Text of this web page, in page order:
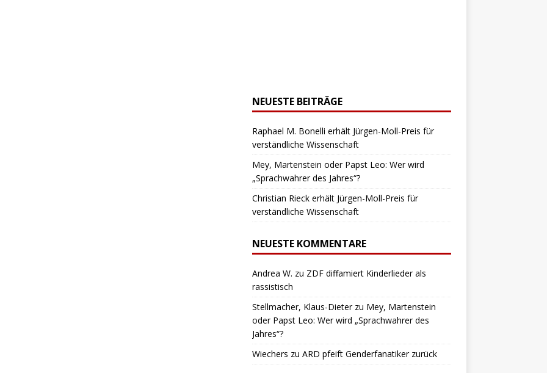
NEUESTE BEITRÄGE
Raphael M. Bonelli erhält Jürgen-Moll-Preis für
verständliche Wissenschaft
Mey, Martenstein oder Papst Leo: Wer wird
„Sprachwahrer des Jahres“?
Christian Rieck erhält Jürgen-Moll-Preis für
verständliche Wissenschaft
NEUESTE KOMMENTARE
Andrea W. zu ZDF diffamiert Kinderlieder als
rassistisch
Stellmacher, Klaus-Dieterzu Mey, Martenstein
oder Papst Leo: Wer wird „Sprachwahrer des
Jahres“?
Wiechers zu ARD pfeift Genderfanatiker zurück